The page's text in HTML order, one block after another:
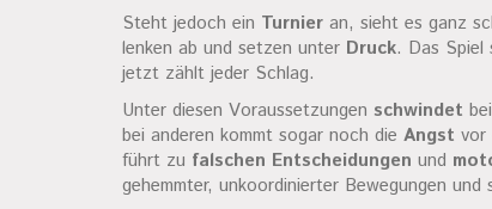
Steht jedoch ein Turnier an, sieht es ganz
lenken ab und setzen unter Druck. Das Spiel
jetzt zählt jeder Schlag.
Unter diesen Voraussetzungen schwindet
bei anderen kommt sogar noch die Angst vor
führt zu falschen Entscheidungen und
gehemmter, unkoordinierter Bewegungen und